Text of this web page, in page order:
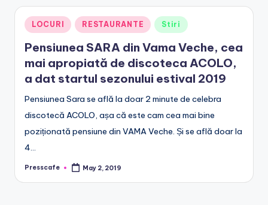
a
f
e
o
Posted
LOCURI RESTAURANTE Stiri
Pensiunea SARA din Vama Veche, cea
mai apropiată de discoteca ACOLO,
a dat startul sezonului estival 2019
Pensiunea Sara se află la doar 2 minute de celebra
discotecă ACOLO, așa că este cam cea mai bine
poziționată pensiune din VAMA Veche. Și se află doar la
4…
Posted
Presscafe May 2, 2019